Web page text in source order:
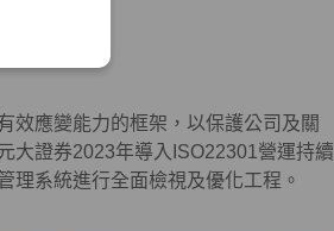
效應變能力的框架，以保護公司及關
大證券2023年導入ISO22301營運持續
理系統進行全面檢視及優化工程。